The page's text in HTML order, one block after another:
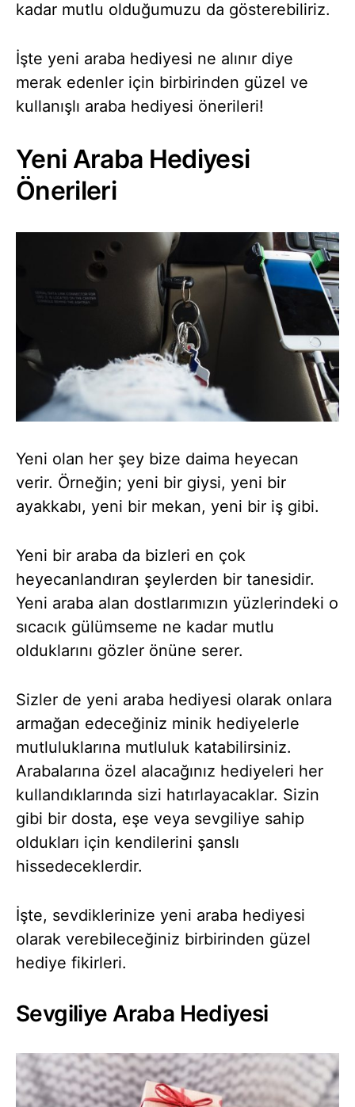
kadar mutlu olduğumuzu da gösterebiliriz.
İşte yeni araba hediyesi ne alınır diye
merak edenler için birbirinden güzel ve
kullanışlı araba hediyesi önerileri!
Yeni Araba Hediyesi
Önerileri
Yeni olan her şey bize daima heyecan
verir. Örneğin; yeni bir giysi, yeni bir
ayakkabı, yeni bir mekan, yeni bir iş gibi.
Yeni bir araba da bizleri en çok
heyecanlandıran şeylerden bir tanesidir.
Yeni araba alan dostlarımızın yüzlerindeki o
sıcacık gülümseme ne kadar mutlu
olduklarını gözler önüne serer.
Sizler de yeni araba hediyesi olarak onlara
armağan edeceğiniz minik hediyelerle
mutluluklarına mutluluk katabilirsiniz.
Arabalarına özel alacağınız hediyeleri her
kullandıklarında sizi hatırlayacaklar. Sizin
gibi bir dosta, eşe veya sevgiliye sahip
oldukları için kendilerini şanslı
hissedeceklerdir.
İşte, sevdiklerinize yeni araba hediyesi
olarak verebileceğiniz birbirinden güzel
hediye fikirleri.
Sevgiliye Araba Hediyesi